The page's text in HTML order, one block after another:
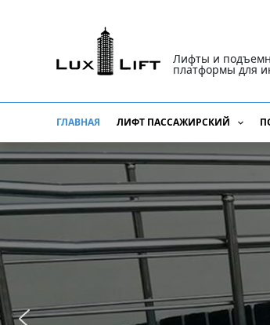
Лифты и
платформы для
ГЛАВНАЯ ЛИФТ ПАССАЖИРСКИЙ